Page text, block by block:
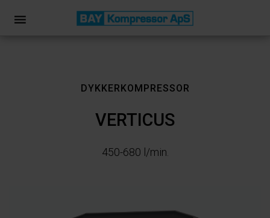
DYKKERKOMPRESSOR
VERTICUS
450-680 l/min.